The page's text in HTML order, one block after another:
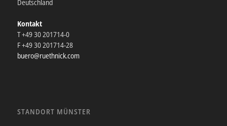
Deutschland
Kontakt
T +49 30 201714-0
F +49 30 201714-28
buero@ruethnick.com
STANDORT MÜNSTER